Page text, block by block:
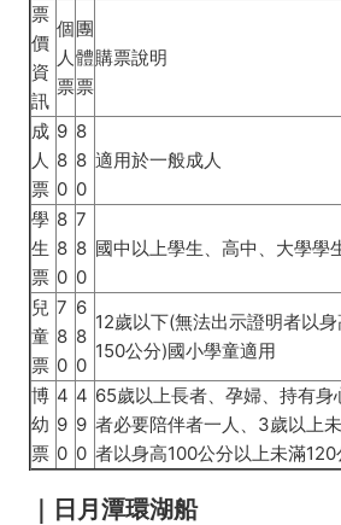
票
價
資
訊
個
人
票
團
體
票
購票說明
成
人
票
9
8
0
8
8
0
適用於一般成人
學
生
票
8
8
0
7
8
0
國中以上學生、高中、大學學
兒
童
票
7
8
0
6
8
0
12歲以下(無法出示證明者以
150公分)國小學童適用
博
幼
票
4
9
0
4
9
0
65歲以上長者、孕婦、持有
者必要陪伴者一人、3歲以上
者以身高100公分以上未滿
｜日月潭環湖船